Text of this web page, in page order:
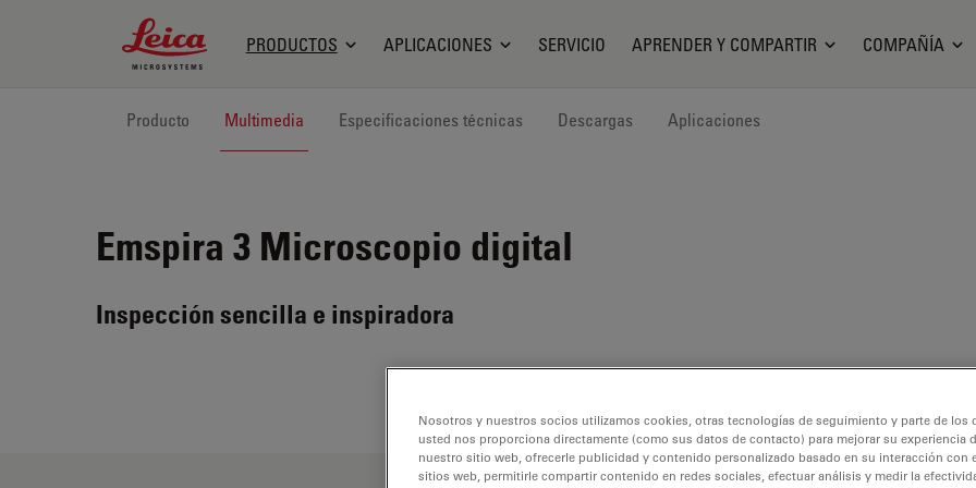
Leica Microsystems Logo
PRODUCTOS APLICACIONES SERVICIO APRENDER Y COMPARTIR COMPAÑÍA
Producto Multimedia Especificaciones técnicas Descargas Aplicaciones
Emspira 3 Microscopio digital
Inspección sencilla e inspiradora
Nosotros y nuestros socios utilizamos cookies, otras tecnologías de seguimiento y parte de los
usted nos proporciona directamente (como sus datos de contacto) para mejorar su experiencia
nuestro sitio web, ofrecerle publicidad y contenido personalizado basado en su interacción con
sitios web, permitirle compartir contenido en redes sociales, efectuar análisis y medir la